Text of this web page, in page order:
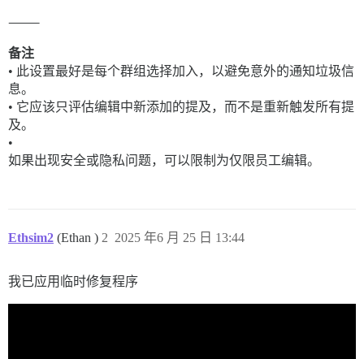
⸻
备注
• 此设置最好是每个群组选择加入，以避免意外的通知垃圾信
息。
• 它应该只评估编辑中新添加的提及，而不是重新触发所有提
及。
•
如果出现安全或隐私问题，可以限制为仅限员工编辑。
Ethsim2 (Ethan ) 2025 年6 月 25 日 13:44
2
我已应用临时修复程序